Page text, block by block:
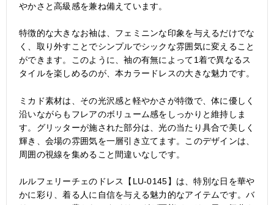
やかさと高級感を兼ね備えています。
特徴的な大きなお袖は、フェミニンな印象を与えるだけでな
く、取り外すことでシンプルでシックな雰囲気に変えること
ができます。このように、袖の有無によって1着で異なるス
タイルを楽しめるのが、本カラードレスの大きな魅力です。
ミカド素材は、その光沢感と軽やかさが特徴で、体に優しく
沿いながらもフレアのボリューム感をしっかりと維持しま
す。グリッターが施された部分は、光の当たり具合で美しく
輝き、会場の雰囲気を一層引き立てます。このデザインは、
周囲の視線を集めること間違いなしです。
ルルフェリーチェのドレス【LU-0145】は、特別な日を華や
かに彩り、着る人に自信を与える魅力的なアイテムです。バ